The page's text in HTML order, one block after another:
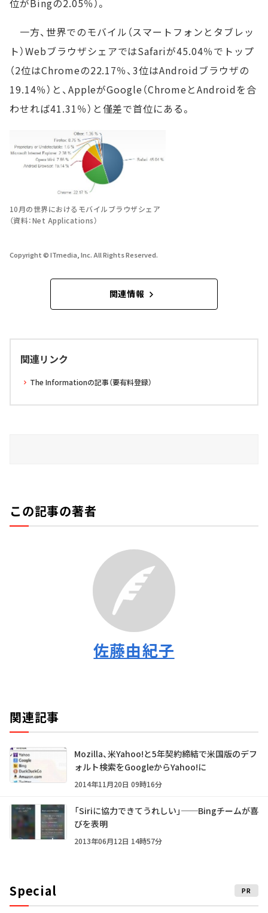
一方、世界でのモバイル（スマートフォンとタブレッ
ト）WebブラウザシェアではSafariが45.04％でトップ
（2位はChromeの22.17％、3位はAndroidブラウザの
19.14％）と、AppleがGoogle（ChromeとAndroidを合
わせれば41.31％）と僅差で首位にある。
10月の世界におけるモバイルブラウザシェア
（資料：Net Applications）
Copyright © ITmedia, Inc. All Rights Reserved.
関連情報
関連リンク
The Informationの記事（要有料登録）
この記事の著者
佐藤由紀子
関連記事
Mozilla、米Yahoo!と5年契約締結で米国版のデフ
ォルト検索をGoogleからYahoo!に
2014年11月20日 09時16分
「Siriに協力できてうれしい」──Bingチームが喜
びを表明
2013年06月12日 14時57分
Special PR